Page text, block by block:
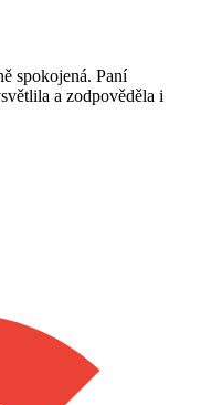
spokojená. Paní
a zodpověděla i